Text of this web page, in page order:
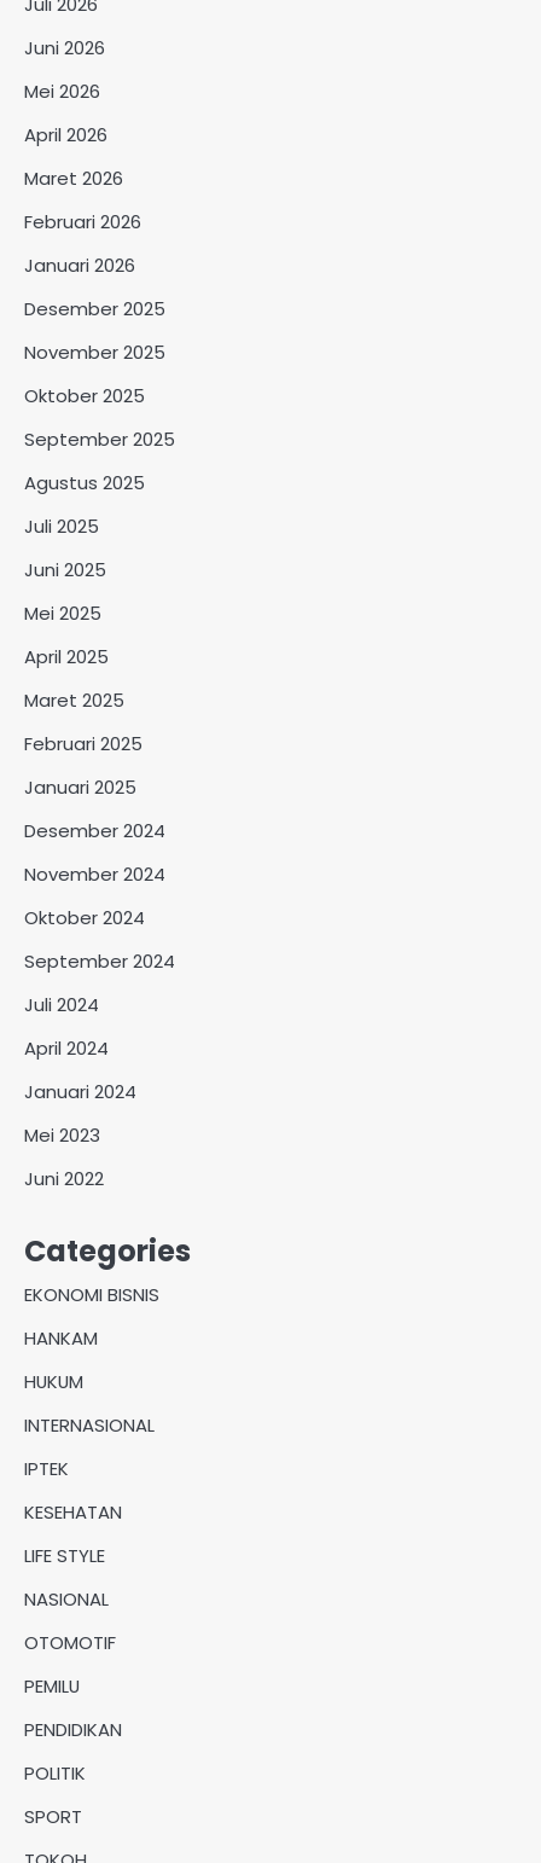
Juni 2026
Mei 2026
April 2026
Maret 2026
Februari 2026
Januari 2026
Desember 2025
November 2025
Oktober 2025
September 2025
Agustus 2025
Juli 2025
Juni 2025
Mei 2025
April 2025
Maret 2025
Februari 2025
Januari 2025
Desember 2024
November 2024
Oktober 2024
September 2024
Juli 2024
April 2024
Januari 2024
Mei 2023
Juni 2022
Categories
EKONOMI BISNIS
HANKAM
HUKUM
INTERNASIONAL
IPTEK
KESEHATAN
LIFE STYLE
NASIONAL
OTOMOTIF
PEMILU
PENDIDIKAN
POLITIK
SPORT